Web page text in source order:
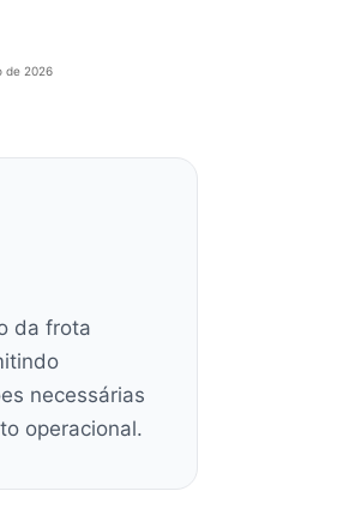
de 2026
da frota
necessárias
operacional.